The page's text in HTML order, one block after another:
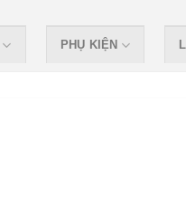
PHỤ KIỆN